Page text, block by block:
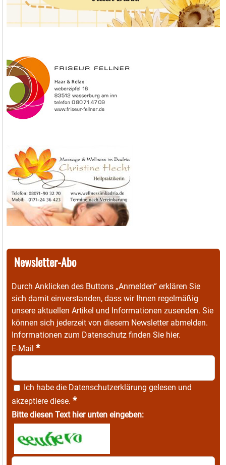
Newsletter-Abo
Durch Anklicken des Buttons „Anmelden“ erklären Sie
sich damit einverstanden, dass wir Ihnen regelmäßig
unsere aktuellen Artikel und Informationen zusenden. Sie
können sich jederzeit von diesem Newsletter abmelden.
Informationen zum Datenschutz finden Sie hier.
E-Mail *
Ich habe die Datenschutzerklärung gelesen und
akzeptiere diese. *
Bitte diesen Text hier unten eingeben: